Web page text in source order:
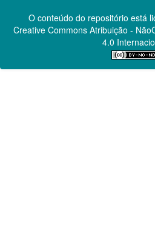
O conteúdo do repositório está
Creative CommonsAtribuição -
4.0